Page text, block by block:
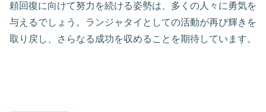
頼回復に向けて努力を続ける姿勢は、多くの人々に勇気を
与えるでしょう。ランジャタイとしての活動が再び輝きを
取り戻し、さらなる成功を収めることを期待しています。